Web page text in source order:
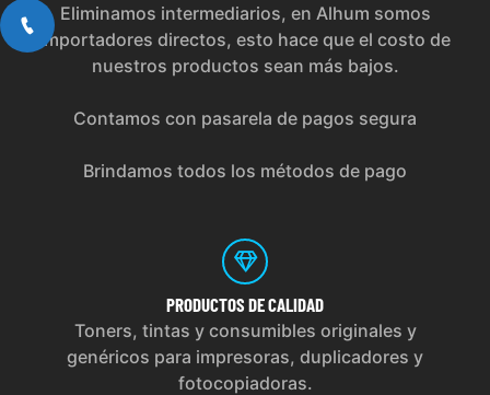
Eliminamos intermediarios, en Alhum somos
importadores directos, esto hace que el costo de
nuestros productos sean más bajos.
Contamos con pasarela de pagos segura
Brindamos todos los métodos de pago
PRODUCTOS DE CALIDAD
Toners, tintas y consumibles originales y
genéricos para impresoras, duplicadores y
fotocopiadoras.